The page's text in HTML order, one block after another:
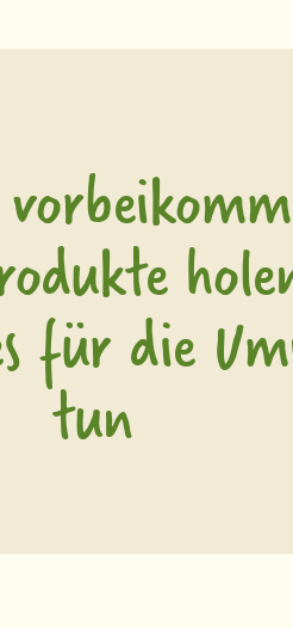
für die
tun